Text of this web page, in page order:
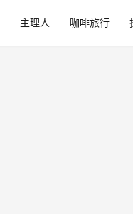
主理人 咖啡旅行